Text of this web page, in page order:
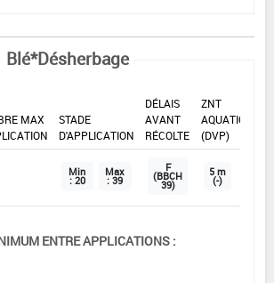
Blé*Désherbage
MAX
STADE
D'APPLICATION
DÉLAIS
AVANT
RÉCOLTE
ZNT
AQUATIQUE
(DVP)
Min
: 20
Max
: 39
F
(BBCH
39)
5 m
(-)
ENTRE APPLICATIONS :